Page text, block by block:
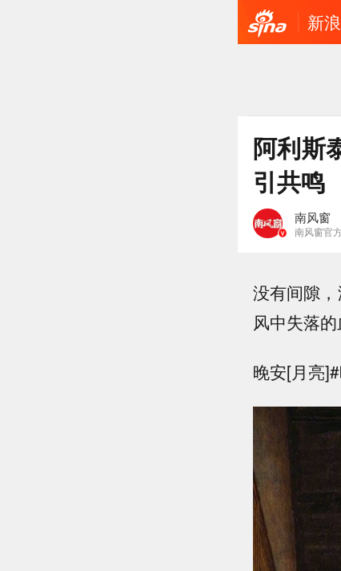
新
阿利斯
引共鸣
南风窗
南风窗官
没有间隙
风中失落的
晚安[月亮